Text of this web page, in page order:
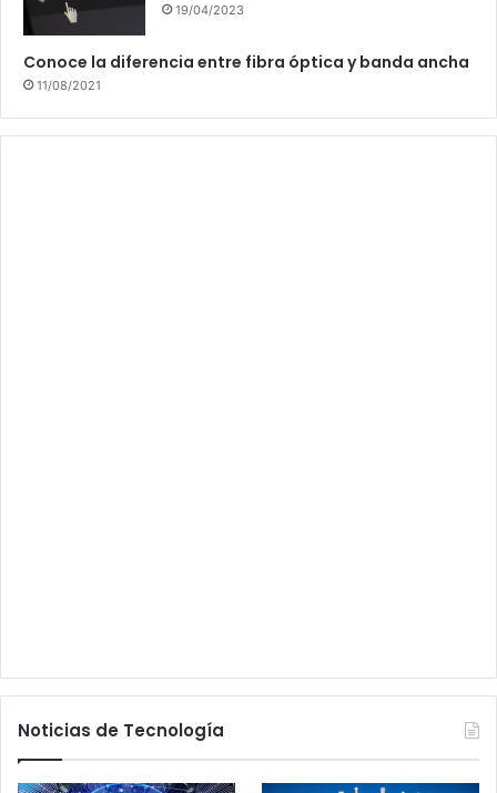
19/04/2023
Conoce la diferencia entre fibra óptica y banda ancha
11/08/2021
Noticias de Tecnología